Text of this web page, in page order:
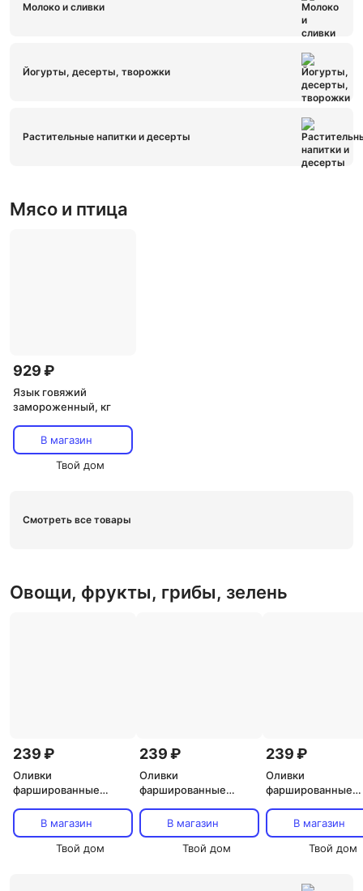
Молоко и сливки
Йогурты, десерты, творожки
Растительные напитки и десерты
Мясо и птица
929 ₽
Язык говяжий
замороженный, кг
В магазин
Твой дом
Смотреть все товары
Овощи, фрукты, грибы, зелень
239 ₽
Оливки
фаршированные
В магазин
Твой дом
239 ₽
Оливки
фаршированные
В магазин
Твой дом
239 ₽
Оливки
фаршированные
В магазин
Твой дом